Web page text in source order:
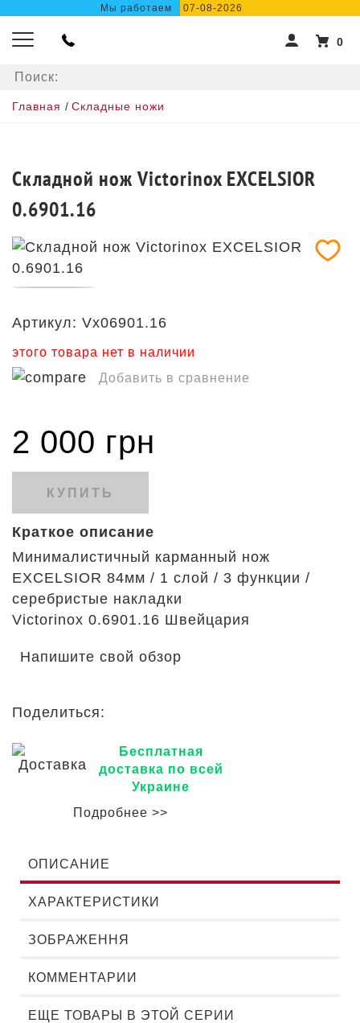
Мы работаем 07-08-2026
0
Главная / Складные ножи
Складной нож Victorinox EXCELSIOR
0.6901.16
Артикул: Vx06901.16
этого товара нет в наличии
Добавить в сравнение
2 000 грн
КУПИТЬ
Краткое описание
Минималистичный карманный нож
EXCELSIOR 84мм / 1 слой / 3 функции /
серебристые накладки
Victorinox 0.6901.16 Швейцария
Напишите свой обзор
Поделиться:
Бесплатная
доставка по всей
Украине
Подробнее >>
ОПИСАНИЕ
ХАРАКТЕРИСТИКИ
ЗОБРАЖЕННЯ
КОММЕНТАРИИ
ЕЩЕ ТОВАРЫ В ЭТОЙ СЕРИИ